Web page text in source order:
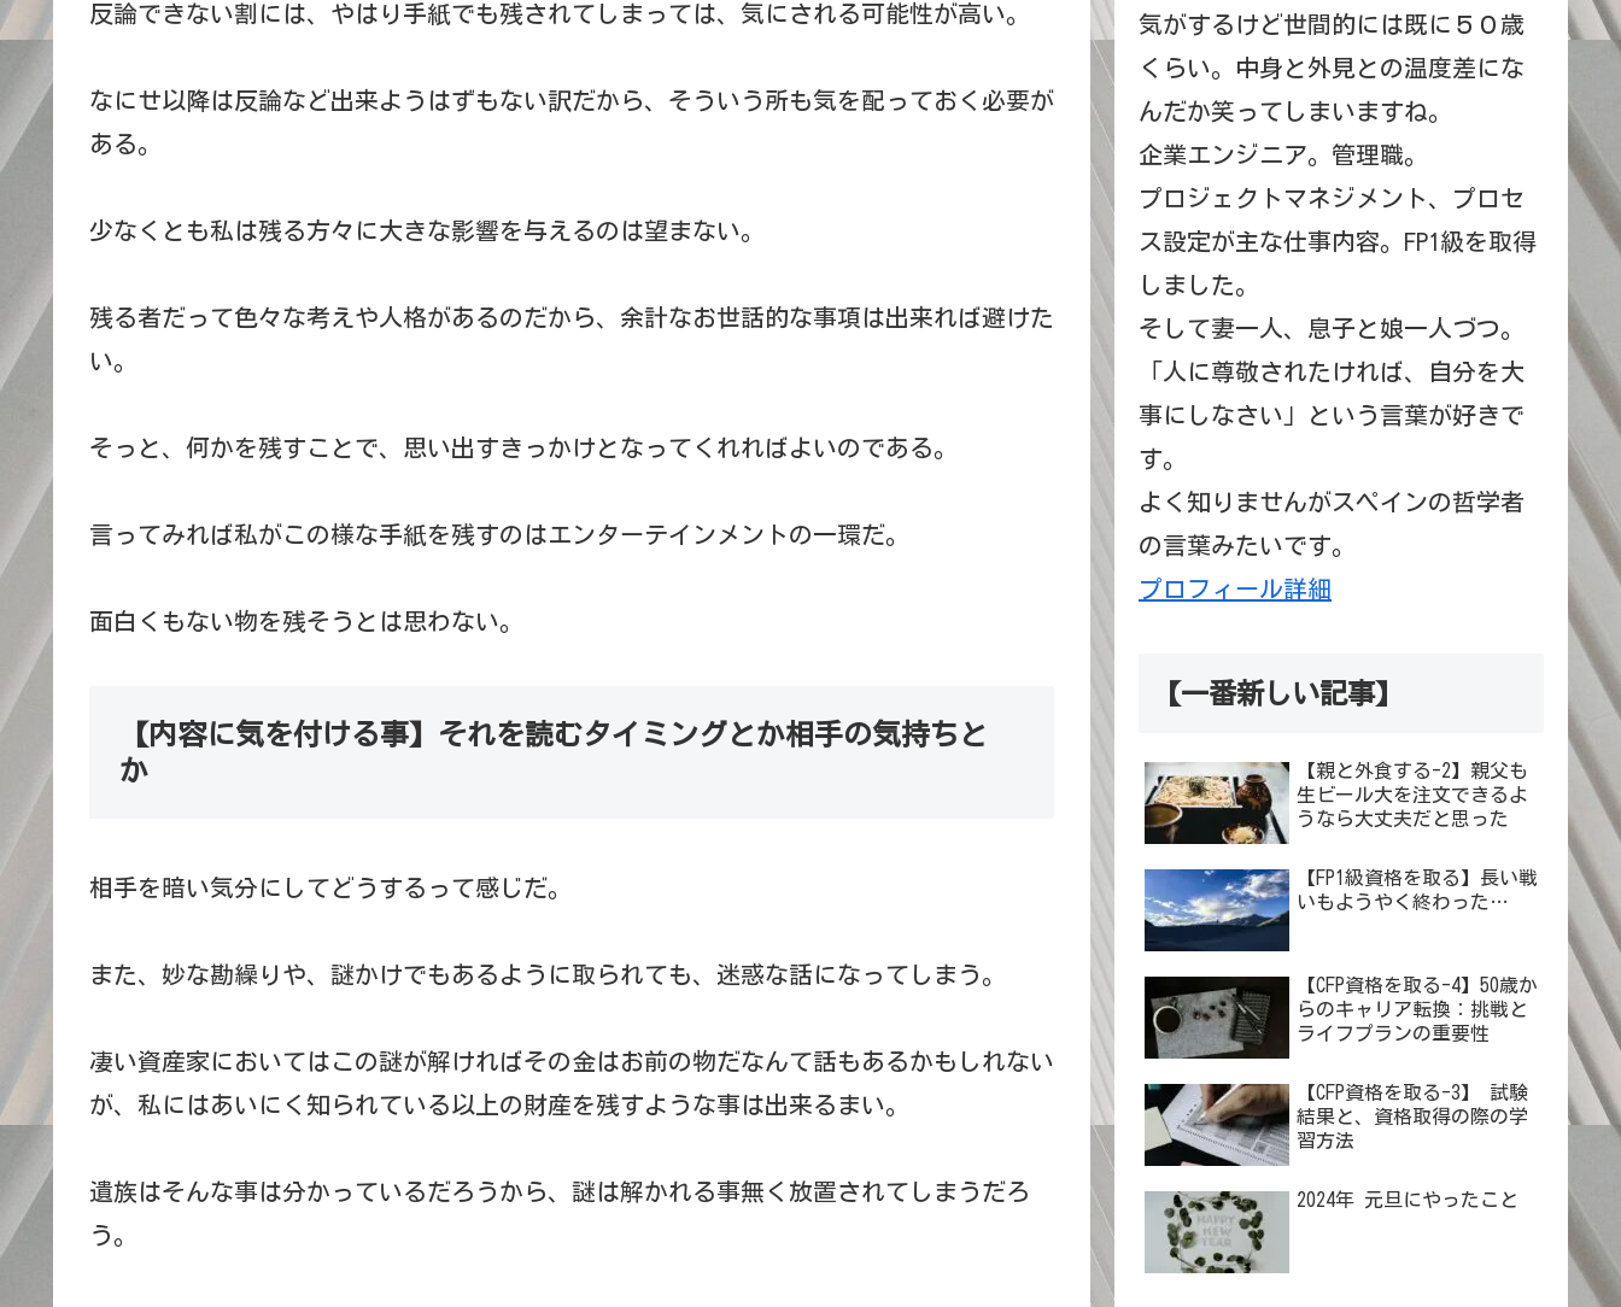
反論できない割には、やはり手紙でも残されてしまっては、気にされる可能性が高い。
なにせ以降は反論など出来ようはずもない訳だから、そういう所も気を配っておく必要が
ある。
少なくとも私は残る方々に大きな影響を与えるのは望まない。
残る者だって色々な考えや人格があるのだから、余計なお世話的な事項は出来れば避けた
い。
そっと、何かを残すことで、思い出すきっかけとなってくれればよいのである。
言ってみれば私がこの様な手紙を残すのはエンターテインメントの一環だ。
面白くもない物を残そうとは思わない。
【内容に気を付ける事】それを読むタイミングとか相手の気持ちと
か
相手を暗い気分にしてどうするって感じだ。
また、妙な勘繰りや、謎かけでもあるように取られても、迷惑な話になってしまう。
凄い資産家においてはこの謎が解ければその金はお前の物だなんて話もあるかもしれない
が、私にはあいにく知られている以上の財産を残すような事は出来るまい。
遺族はそんな事は分かっているだろうから、謎は解かれる事無く放置されてしまうだろ
う。
気がするけど世間的には既に５０歳
くらい。中身と外見との温度差にな
んだか笑ってしまいますね。
企業エンジニア。管理職。
プロジェクトマネジメント、プロセ
ス設定が主な仕事内容。FP1級を取得
しました。
そして妻一人、息子と娘一人づつ。
「人に尊敬されたければ、自分を大
事にしなさい」という言葉が好きで
す。
よく知りませんがスペインの哲学者
の言葉みたいです。
プロフィール詳細
【一番新しい記事】
【親と外食する-2】親父も
生ビール大を注文できるよ
うなら大丈夫だと思った
【FP1級資格を取る】長い戦
いもようやく終わった…
【CFP資格を取る-4】50歳か
らのキャリア転換：挑戦と
ライフプランの重要性
【CFP資格を取る-3】 試験
結果と、資格取得の際の学
習方法
2024年 元旦にやったこと